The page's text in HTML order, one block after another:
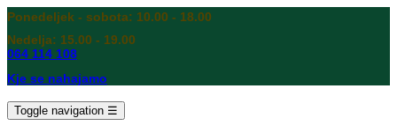
Ponedeljek - sobota: 10.00 - 18.00
Nedelja: 15.00 - 19.00
064 114 108
Kje se nahajamo
Toggle navigation ☰